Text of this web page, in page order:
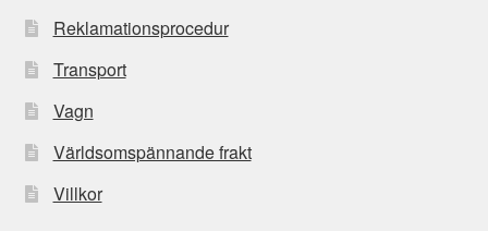
Reklamationsprocedur
Transport
Vagn
Världsomspännande frakt
Villkor